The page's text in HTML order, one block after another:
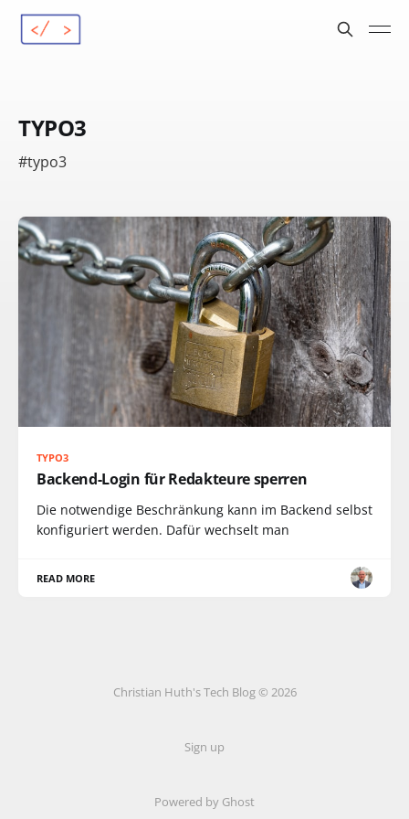
TYPO3
#typo3
TYPO3
Backend-Login für Redakteure sperren
Die notwendige Beschränkung kann im Backend selbst
konfiguriert werden. Dafür wechselt man
READ MORE
Christian Huth's Tech Blog © 2026
Sign up
Powered by Ghost